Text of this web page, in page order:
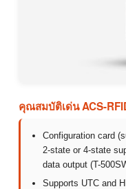
คุณสมบัติเด่น ACS-
Configuration card
2-state or 4-state
data output (T-
Supports UTC and